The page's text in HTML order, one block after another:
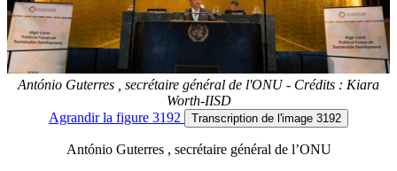
António Guterres , secrétaire général de l'ONU - Crédits : Kiara
Worth-IISD
Agrandirla figure 3192 Transcription de l'image 3192
António Guterres , secrétaire général de l’ONU